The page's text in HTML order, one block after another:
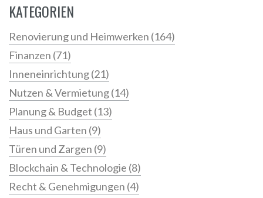
KATEGORIEN
Renovierung und Heimwerken (164)
Finanzen (71)
Inneneinrichtung(21)
Nutzen & Vermietung(14)
Planung & Budget (13)
Haus und Garten (9)
Türen und Zargen (9)
Blockchain & Technologie (8)
Recht & Genehmigungen (4)